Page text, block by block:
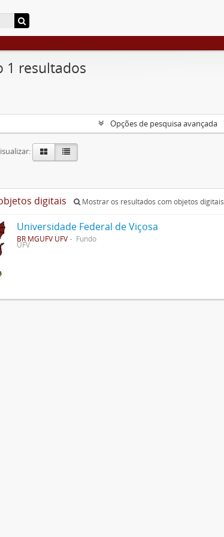
1 resultados
Opções de pesquisa avançada
digitais Mostrar os resultados com objetos digitais
Universidade Federal de Viçosa
BR MGUFV UFV Fundo
UFV